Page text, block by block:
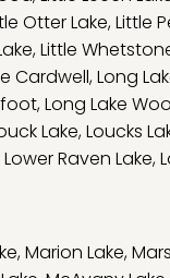
Otter Lake,Little
,Little
Cardwell,Long
,Long Lake
Lake,Loucks
Lower Raven Lake,
,Marion Lake,